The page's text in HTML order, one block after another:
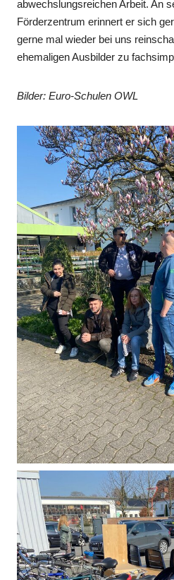
abwechslungsreichen Arbeit. An
Förderzentrum erinnert er sich
gerne mal wieder bei uns
ehemaligen Ausbilder zu
Bilder: Euro-Schulen OWL